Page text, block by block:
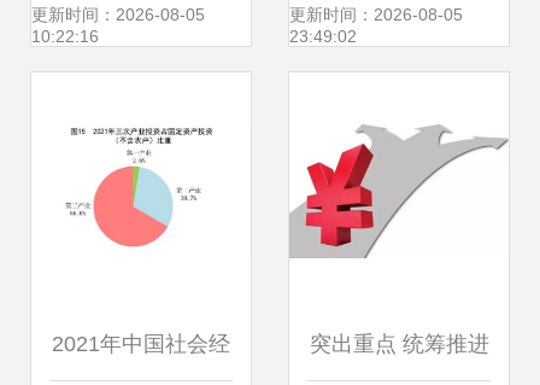
太平商会走访会员
服务
更新时间：2026-08-05
10:22:16
的讲话》精神 提升
的战略价值与实践
路径
更新时间：2026-08-05
23:49:02
2021年中国社会经 突出重点 统筹推进